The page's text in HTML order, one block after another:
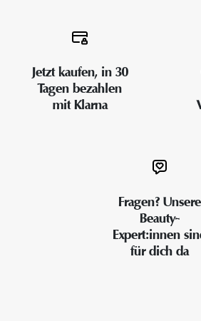
Jetzt kaufen, in 30
Tagen bezahlen
mit Klarna
Fragen? Unsere
Beauty-
Expert:innen
für dich da